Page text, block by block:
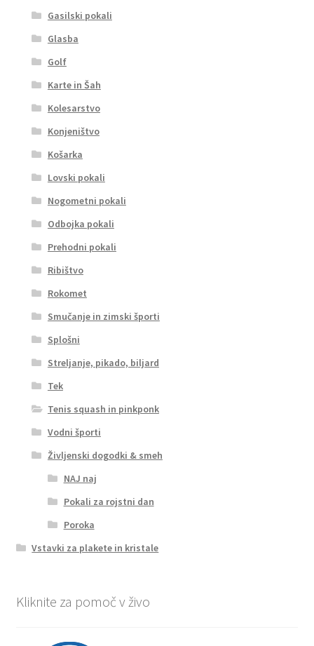
Gasilski pokali
Glasba
Golf
Karte in Šah
Kolesarstvo
Konjeništvo
Košarka
Lovski pokali
Nogometni pokali
Odbojka pokali
Prehodni pokali
Ribištvo
Rokomet
Smučanje in zimski športi
Splošni
Streljanje, pikado, biljard
Tek
Tenis squash in pinkponk
Vodni športi
Življenski dogodki & smeh
NAJ naj
Pokali za rojstni dan
Poroka
Vstavki za plakete in kristale
Kliknite za pomoč v živo